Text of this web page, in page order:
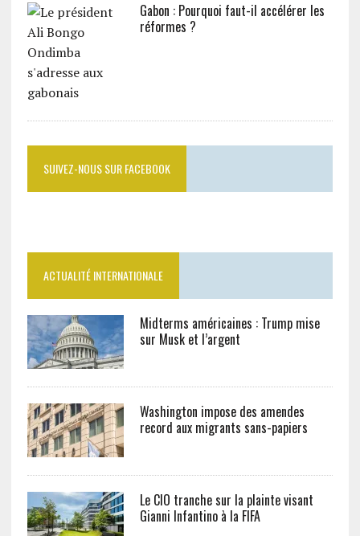
Gabon : Pourquoi faut-il accélérer les
réformes ?
SUIVEZ-NOUS SUR FACEBOOK
ACTUALITÉ INTERNATIONALE
Midterms américaines : Trump mise
sur Musk et l’argent
Washington impose des amendes
record aux migrants sans-papiers
Le CIO tranche sur la plainte visant
Gianni Infantino à la FIFA